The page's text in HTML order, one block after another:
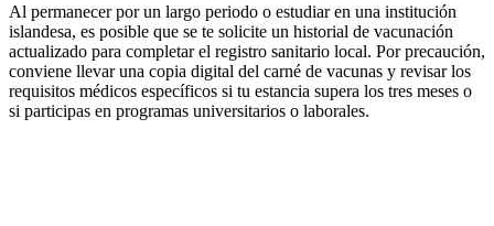
Al permanecer por un largo periodo o estudiar en una institución
islandesa, es posible que se te solicite un historial de vacunación
actualizado para completar el registro sanitario local. Por precaución,
conviene llevar una copia digital del carné de vacunas y revisar los
requisitos médicos específicos si tu estancia supera los tres meses o
si participas en programas universitarios o laborales.